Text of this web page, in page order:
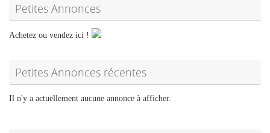
Petites Annonces
Achetez ou vendez ici !
Petites Annonces récentes
Il n'y a actuellement aucune annonce à afficher.